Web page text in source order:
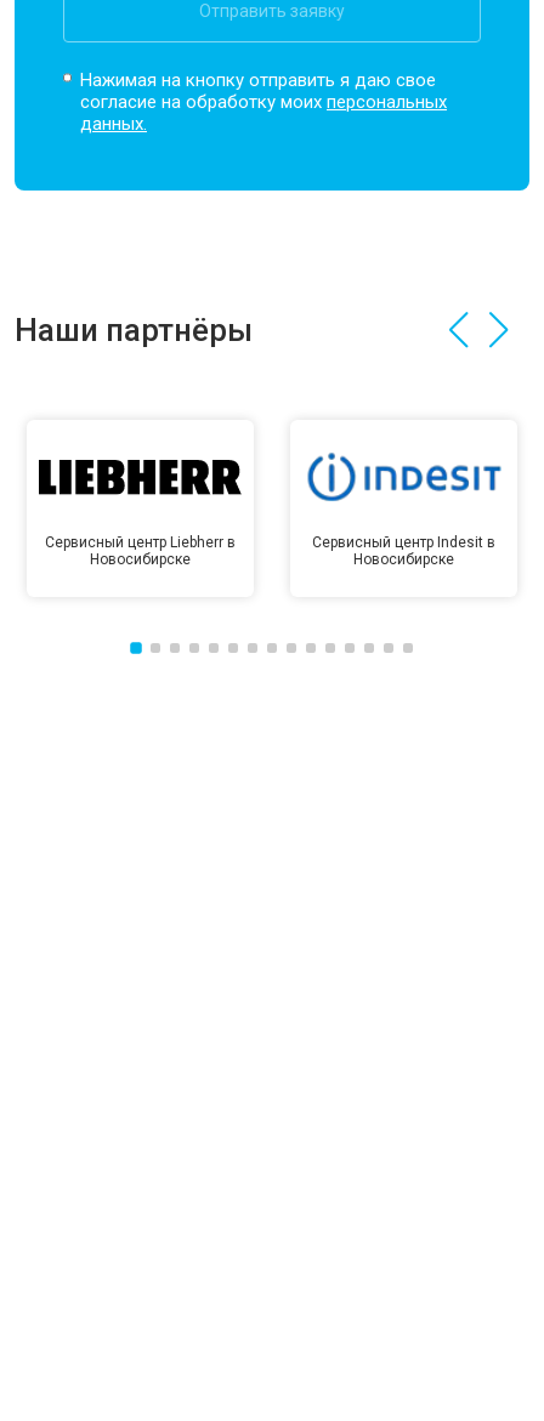
Отправить заявку
Нажимая на кнопку отправить я даю свое
согласие на обработку моихперсональных
данных.
Наши партнёры
Сервисный центр Liebherr в
Новосибирске
Сервисный центр Indesit в
Новосибирске